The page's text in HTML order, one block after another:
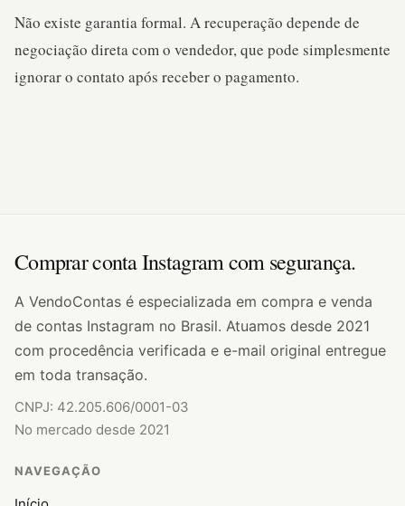
Não existe garantia formal. A recuperação depende de
negociação direta com o vendedor, que pode simplesmente
ignorar o contato após receber o pagamento.
Comprar conta Instagram com segurança.
A VendoContas é especializada em compra e venda
de contas Instagram no Brasil. Atuamos desde 2021
com procedência verificada e e-mail original entregue
em toda transação.
CNPJ: 42.205.606/0001-03
No mercado desde 2021
NAVEGAÇÃO